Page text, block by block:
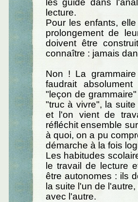
lecture.
Pour les enfants,
prolongement de
doivent être
connaître : jamais
Non ! La
faudrait
"leçon de
"truc à vivre", la
et l'on vient de
réfléchit ensemble
à quoi, on a pu
démarche à la fois
Les habitudes
le travail de lecture
être autonomes : ils
la suite l'un de
avec l'autre.